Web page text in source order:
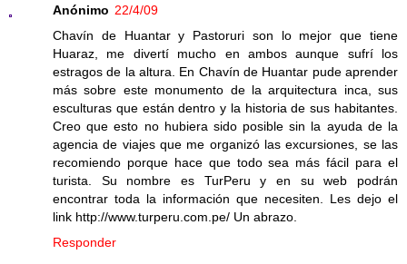
Anónimo 22/4/09
Chavín de Huantar y Pastoruri son lo mejor que tiene
Huaraz, me divertí mucho en ambos aunque sufrí los
estragos de la altura. En Chavín de Huantar pude aprender
más sobre este monumento de la arquitectura inca, sus
esculturas que están dentro y la historia de sus habitantes.
Creo que esto no hubiera sido posible sin la ayuda de la
agencia de viajes que me organizó las excursiones, se las
recomiendo porque hace que todo sea más fácil para el
turista. Su nombre es TurPeru y en su web podrán
encontrar toda la información que necesiten. Les dejo el
link http://www.turperu.com.pe/ Un abrazo.
Responder